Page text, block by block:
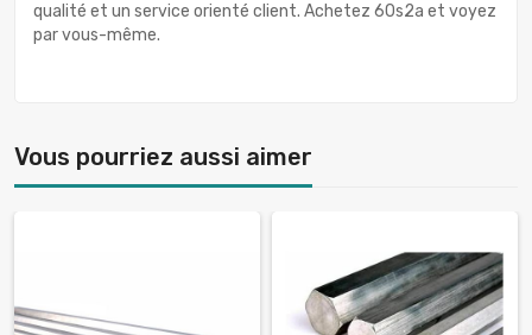
qualité et un service orienté client. Achetez 60s2a et voyez
par vous-même.
Vous pourriez aussi aimer